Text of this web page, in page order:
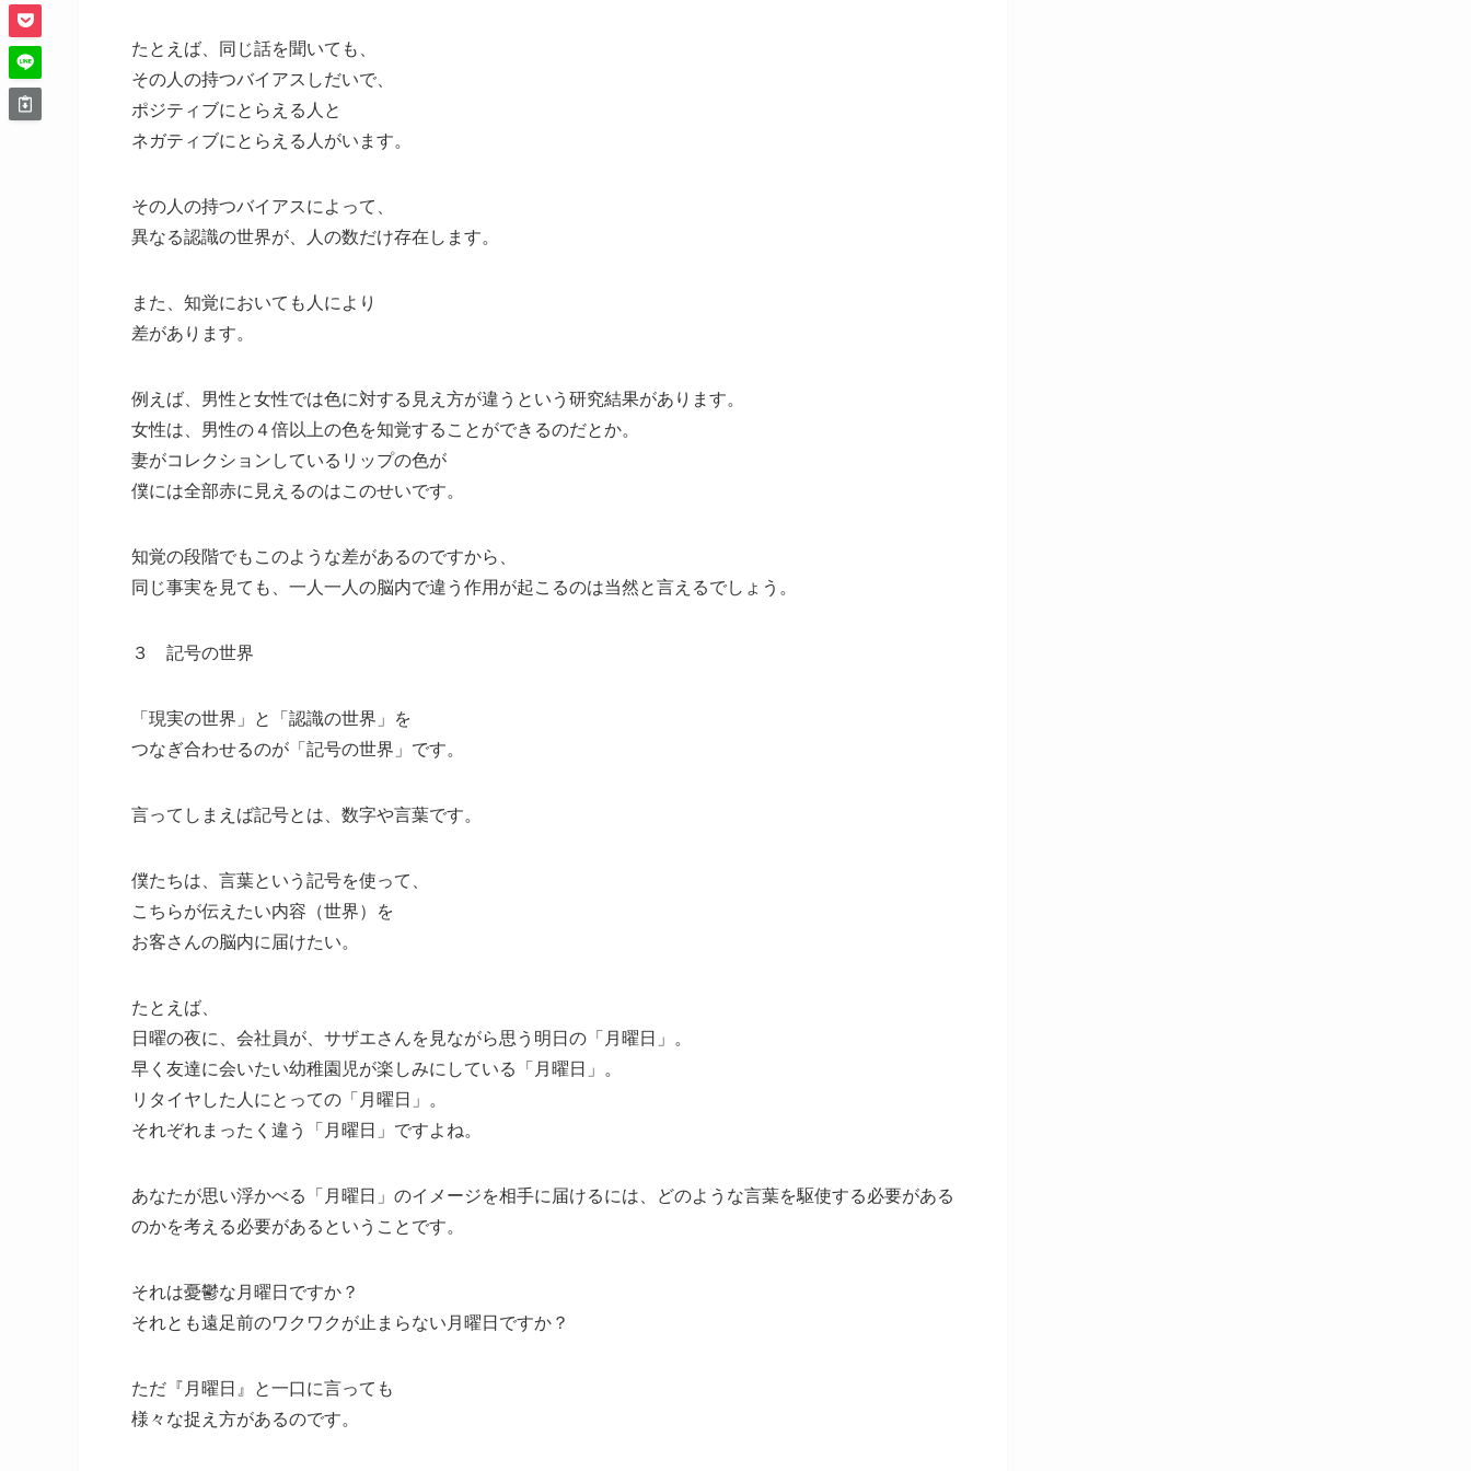
たとえば、同じ話を聞いても、
その人の持つバイアスしだいで、
ポジティブにとらえる人と
ネガティブにとらえる人がいます。
その人の持つバイアスによって、
異なる認識の世界が、人の数だけ存在します。
また、知覚においても人により
差があります。
例えば、男性と女性では色に対する見え方が違うという研究結果があります。
女性は、男性の４倍以上の色を知覚することができるのだとか。
妻がコレクションしているリップの色が
僕には全部赤に見えるのはこのせいです。
知覚の段階でもこのような差があるのですから、
同じ事実を見ても、一人一人の脳内で違う作用が起こるのは当然と言えるでしょう。
３ 記号の世界
「現実の世界」と「認識の世界」を
つなぎ合わせるのが「記号の世界」です。
言ってしまえば記号とは、数字や言葉です。
僕たちは、言葉という記号を使って、
こちらが伝えたい内容（世界）を
お客さんの脳内に届けたい。
たとえば、
日曜の夜に、会社員が、サザエさんを見ながら思う明日の「月曜日」。
早く友達に会いたい幼稚園児が楽しみにしている「月曜日」。
リタイヤした人にとっての「月曜日」。
それぞれまったく違う「月曜日」ですよね。
あなたが思い浮かべる「月曜日」のイメージを相手に届けるには、どのような言葉を駆使する必要がある
のかを考える必要があるということです。
それは憂鬱な月曜日ですか？
それとも遠足前のワクワクが止まらない月曜日ですか？
ただ『月曜日』と一口に言っても
様々な捉え方があるのです。